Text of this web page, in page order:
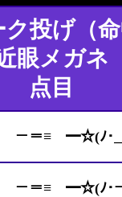
投げ（命
眼メガネ
点目
＝≡ ━☆(ﾉ･＿
＝≡ ━☆(ﾉ･ー